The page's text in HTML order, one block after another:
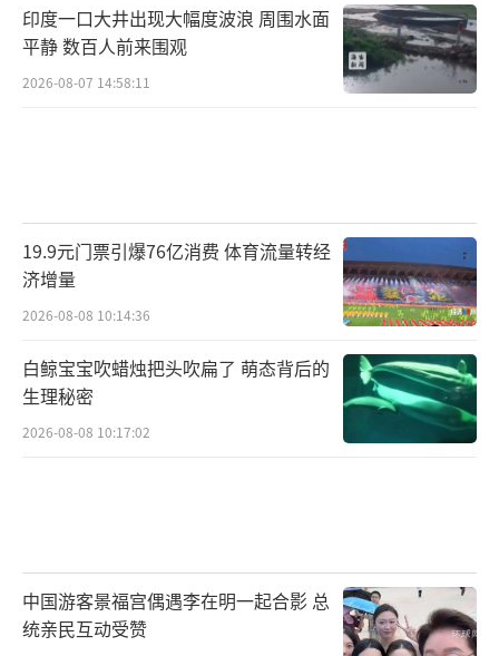
印度一口大井出现大幅度波浪 周围水面
平静 数百人前来围观
2026-08-07 14:58:11
19.9元门票引爆76亿消费 体育流量转经
济增量
2026-08-08 10:14:36
白鲸宝宝吹蜡烛把头吹扁了 萌态背后的
生理秘密
2026-08-08 10:17:02
中国游客景福宫偶遇李在明一起合影 总
统亲民互动受赞